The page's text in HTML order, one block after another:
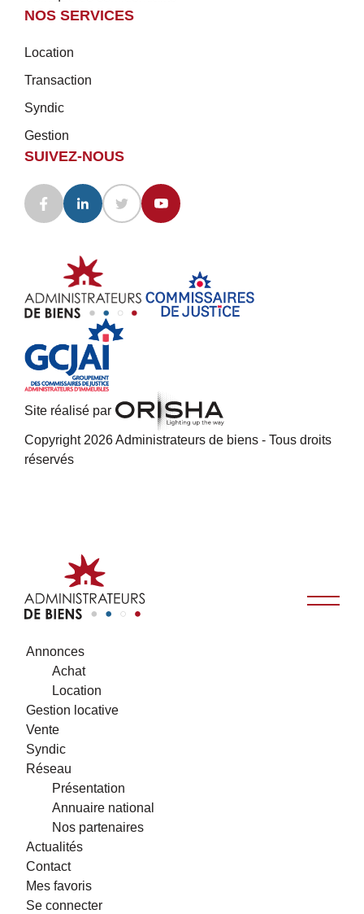
NOS SERVICES
Location
Transaction
Syndic
Gestion
SUIVEZ-NOUS
Site réalisé par
Copyright 2026 Administrateurs de biens - Tous droits
réservés
Annonces
Achat
Location
Gestion locative
Vente
Syndic
Réseau
Présentation
Annuaire national
Nos partenaires
Actualités
Contact
Mes favoris
Se connecter